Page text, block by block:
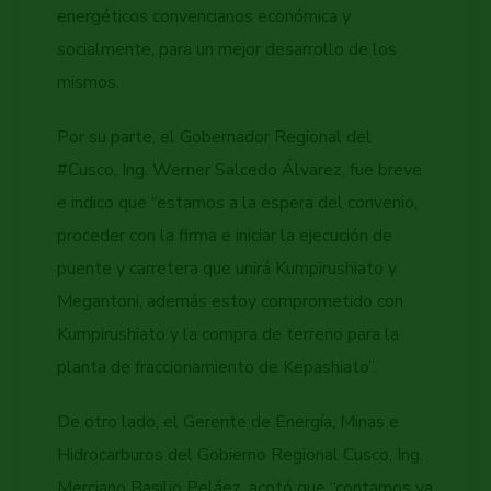
energéticos convencianos económica y
socialmente, para un mejor desarrollo de los
mismos.
Por su parte, el Gobernador Regional del
#Cusco, Ing. Werner Salcedo Álvarez, fue breve
e indico que “estamos a la espera del convenio,
proceder con la firma e iniciar la ejecución de
puente y carretera que unirá Kumpirushiato y
Megantoni, además estoy comprometido con
Kumpirushiato y la compra de terreno para la
planta de fraccionamiento de Kepashiato”.
De otro lado, el Gerente de Energía, Minas e
Hidrocarburos del Gobierno Regional Cusco, Ing.